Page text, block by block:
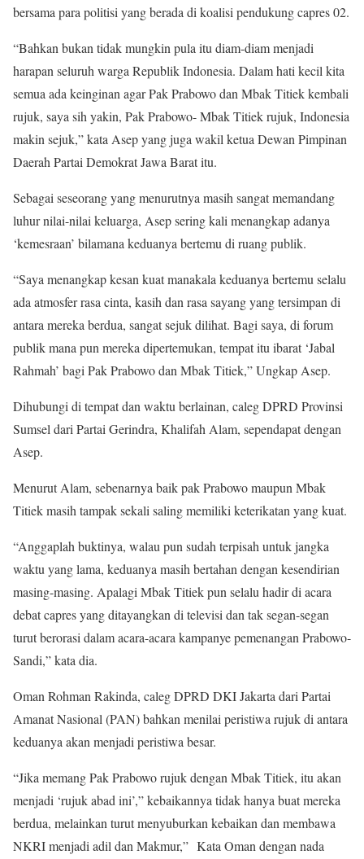
bersama para politisi yang berada di koalisi pendukung capres 02.
“Bahkan bukan tidak mungkin pula itu diam-diam menjadi
harapan seluruh warga Republik Indonesia. Dalam hati kecil kita
semua ada keinginan agar Pak Prabowo dan Mbak Titiek kembali
rujuk, saya sih yakin, Pak Prabowo- Mbak Titiek rujuk, Indonesia
makin sejuk,” kata Asep yang juga wakil ketua Dewan Pimpinan
Daerah Partai Demokrat Jawa Barat itu.
Sebagai seseorang yang menurutnya masih sangat memandang
luhur nilai-nilai keluarga, Asep sering kali menangkap adanya
‘kemesraan’ bilamana keduanya bertemu di ruang publik.
“Saya menangkap kesan kuat manakala keduanya bertemu selalu
ada atmosfer rasa cinta, kasih dan rasa sayang yang tersimpan di
antara mereka berdua, sangat sejuk dilihat. Bagi saya, di forum
publik mana pun mereka dipertemukan, tempat itu ibarat ‘Jabal
Rahmah’ bagi Pak Prabowo dan Mbak Titiek,” Ungkap Asep.
Dihubungi di tempat dan waktu berlainan, caleg DPRD Provinsi
Sumsel dari Partai Gerindra, Khalifah Alam, sependapat dengan
Asep.
Menurut Alam, sebenarnya baik pak Prabowo maupun Mbak
Titiek masih tampak sekali saling memiliki keterikatan yang kuat.
“Anggaplah buktinya, walau pun sudah terpisah untuk jangka
waktu yang lama, keduanya masih bertahan dengan kesendirian
masing-masing. Apalagi Mbak Titiek pun selalu hadir di acara
debat capres yang ditayangkan di televisi dan tak segan-segan
turut berorasi dalam acara-acara kampanye pemenangan Prabowo-
Sandi,” kata dia.
Oman Rohman Rakinda, caleg DPRD DKI Jakarta dari Partai
Amanat Nasional (PAN) bahkan menilai peristiwa rujuk di antara
keduanya akan menjadi peristiwa besar.
“Jika memang Pak Prabowo rujuk dengan Mbak Titiek, itu akan
menjadi ‘rujuk abad ini’,” kebaikannya tidak hanya buat mereka
berdua, melainkan turut menyuburkan kebaikan dan membawa
NKRI menjadi adil dan Makmur,” Kata Oman dengan nada